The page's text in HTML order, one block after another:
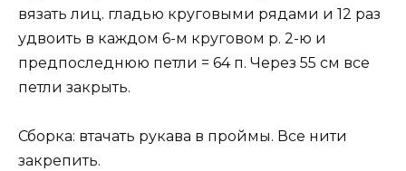
вязать лиц. гладью круговыми рядами и 12 раз
удвоить в каждом 6-м круговом р. 2-ю и
предпоследнюю петли = 64 п. Через 55 см все
петли закрыть.
Сборка: втачать рукава в проймы. Все нити
закрепить.